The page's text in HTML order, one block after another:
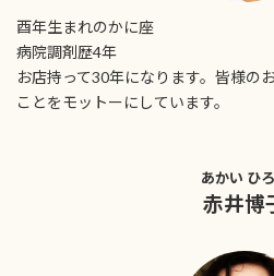
酉年生まれのかに座
病院調剤歴4年
お店持って30年になります。皆様の
ことをモットーにしています。
あかい ひ
赤井博